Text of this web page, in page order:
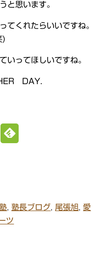
と思います。
てくれたらいいですね。
)
いってほしいですね。
DAY.
,塾長ブログ 尾張旭
愛
ツ